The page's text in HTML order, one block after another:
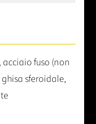
fuso (non
sferoidale,